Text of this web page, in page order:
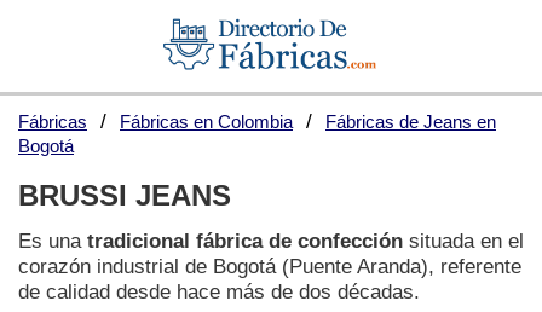
Fábricas Fábricas en Colombia
Fábricas de Jeans en
Bogotá
BRUSSI JEANS
Es una tradicional fábrica de confección situada en el
corazón industrial de Bogotá (Puente Aranda), referente
de calidad desde hace más de dos décadas.